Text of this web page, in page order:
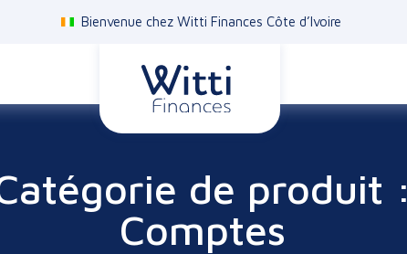
Bienvenue chez Witti Finances Côte d’Ivoire
de produit :
Comptes